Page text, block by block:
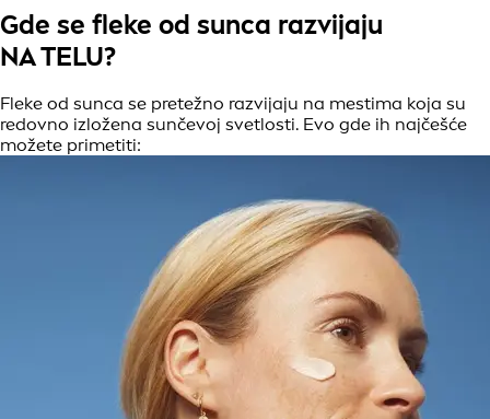
Gde se fleke od sunca razvijaju
NA TELU?
Fleke od sunca se pretežno razvijaju na mestima koja su
redovno izložena sunčevoj svetlosti. Evo gde ih najčešće
možete primetiti: